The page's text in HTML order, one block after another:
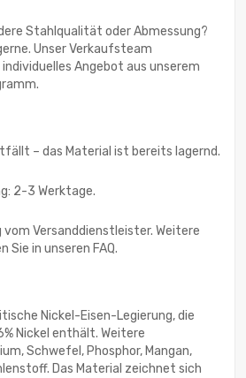
Stahlqualität oder Abmessung?
Unser Verkaufsteam
Angebot aus unserem
– das Material ist bereits lagernd.
2-3 Werktage.
Versanddienstleister. Weitere
Sie in unseren FAQ.
Nickel-Eisen-Legierung, die
Nickel enthält. Weitere
Schwefel, Phosphor, Mangan,
Das Material zeichnet sich